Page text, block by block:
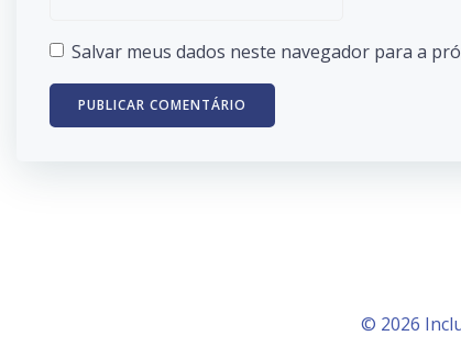
Salvar meus dados neste navegador para a
© 2026